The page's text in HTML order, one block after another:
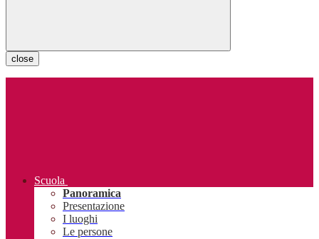
close
Scuola
Panoramica
Presentazione
I luoghi
Le persone